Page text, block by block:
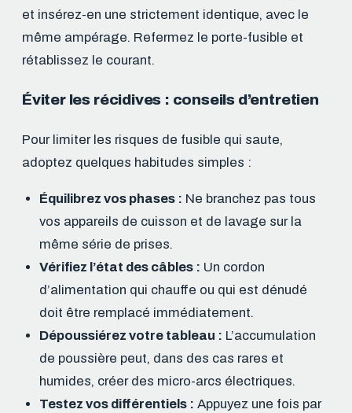
et insérez-en une strictement identique, avec le
même ampérage. Refermez le porte-fusible et
rétablissez le courant.
Éviter les récidives : conseils d’entretien
Pour limiter les risques de fusible qui saute,
adoptez quelques habitudes simples :
Équilibrez vos phases : Ne branchez pas tous
vos appareils de cuisson et de lavage sur la
même série de prises.
Vérifiez l’état des câbles : Un cordon
d’alimentation qui chauffe ou qui est dénudé
doit être remplacé immédiatement.
Dépoussiérez votre tableau : L’accumulation
de poussière peut, dans des cas rares et
humides, créer des micro-arcs électriques.
Testez vos différentiels : Appuyez une fois par